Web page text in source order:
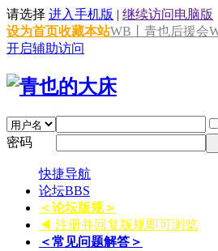
请选择 进入手机版 | 继续访问电脑版
设为首页收藏本站WB丨青也后援会
开启辅助访问
密码
快捷导航
论坛BBS
＜论坛版规＞
◀ 注册并回复版规即可浏览
＜常见问题解答＞